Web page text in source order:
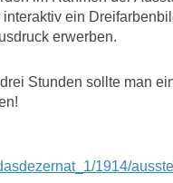
ein
erwerben.
Stunden sollte man
1914/